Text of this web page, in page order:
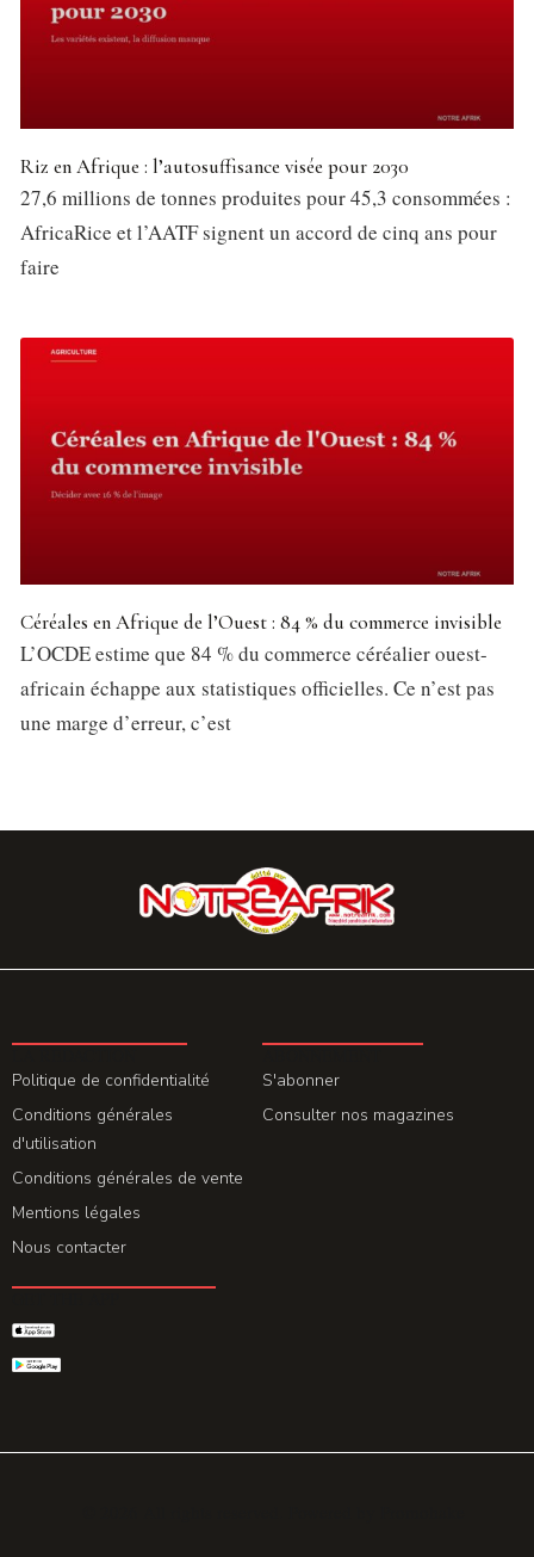
Riz en Afrique : l’autosuffisance visée pour 2030
27,6 millions de tonnes produites pour 45,3 consommées :
AfricaRice et l’AATF signent un accord de cinq ans pour
faire
Céréales en Afrique de l’Ouest : 84 % du commerce invisible
L’OCDE estime que 84 % du commerce céréalier ouest-
africain échappe aux statistiques officielles. Ce n’est pas
une marge d’erreur, c’est
Politique de confidentialité
Conditions générales
d'utilisation
Conditions générales de vente
Mentions légales
Nous contacter
S'abonner
Consulter nos magazines